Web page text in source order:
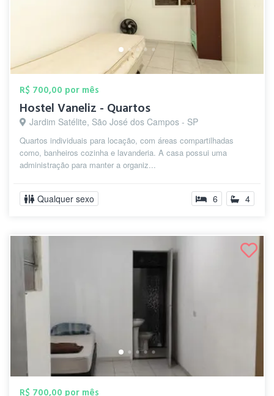
R$ 700,00 por mês
Hostel Vaneliz - Quartos
Jardim Satélite, São José dos Campos - SP
Quartos individuais para locação, com áreas compartilhadas
como, banheiros cozinha e lavanderia. A casa possui uma
administração para manter a organiz...
Qualquer sexo 6 4
R$ 700,00 por mês